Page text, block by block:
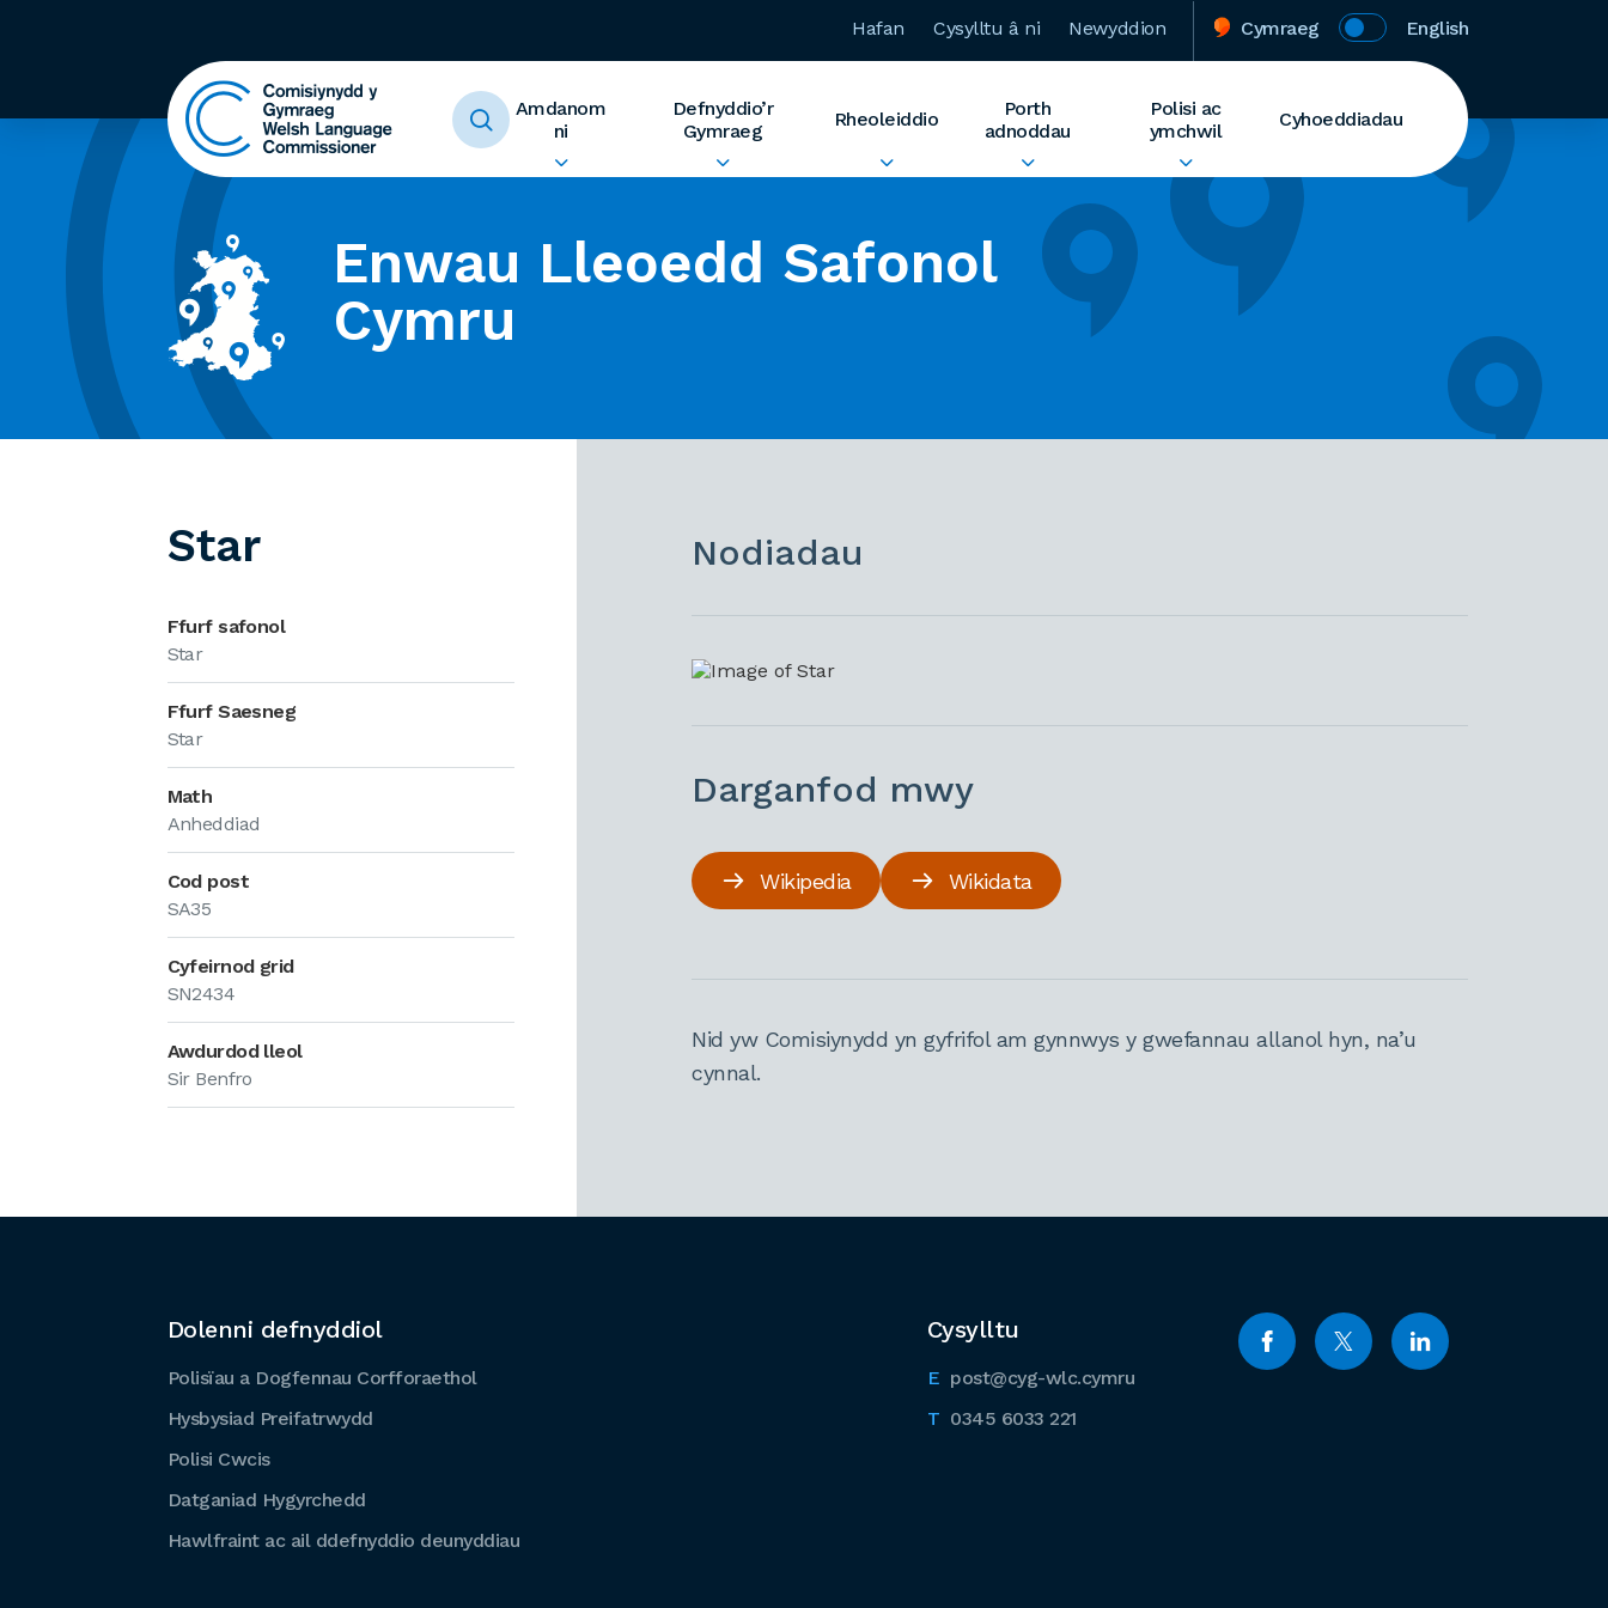
Hafan Cysylltu â ni Newyddion Cymraeg English
Amdanom
ni
Defnyddio’r
Gymraeg
Rheoleiddio
Porth
adnoddau
Polisi ac
ymchwil
Cyhoeddiadau
Enwau Lleoedd Safonol
Cymru
Star
Ffurf safonol
Star
Ffurf Saesneg
Star
Math
Anheddiad
Cod post
SA35
Cyfeirnod grid
SN2434
Awdurdod lleol
Sir Benfro
Nodiadau
Darganfod mwy
Wikipedia Wikidata
Nid yw Comisiynydd yn gyfrifol am gynnwys y gwefannau allanol hyn, na’u
cynnal.
Cysylltu
post@cyg-wlc.cymru
0345 6033 221
Dolenni defnyddiol
Polisïau a Dogfennau Corfforaethol
Hysbysiad Preifatrwydd
Polisi Cwcis
Datganiad Hygyrchedd
Hawlfraint ac ail ddefnyddio deunyddiau